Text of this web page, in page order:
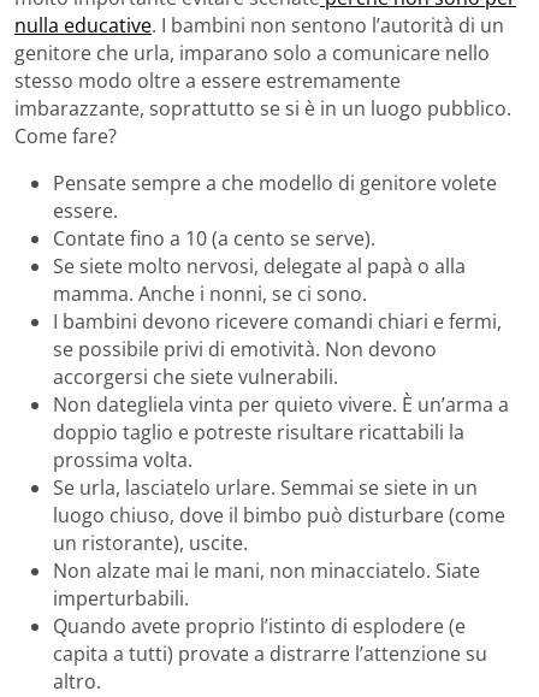
nulla educative. I bambini non sentono l’autorità di un
genitore che urla, imparano solo a comunicare nello
stesso modo oltre a essere estremamente
imbarazzante, soprattutto se si è in un luogo pubblico.
Come fare?
Pensate sempre a che modello di genitore volete
essere.
Contate fino a 10 (a cento se serve).
Se siete molto nervosi, delegate al papà o alla
mamma. Anche i nonni, se ci sono.
I bambini devono ricevere comandi chiari e fermi,
se possibile privi di emotività. Non devono
accorgersi che siete vulnerabili.
Non dategliela vinta per quieto vivere. È un’arma a
doppio taglio e potreste risultare ricattabili la
prossima volta.
Se urla, lasciatelo urlare. Semmai se siete in un
luogo chiuso, dove il bimbo può disturbare (come
un ristorante), uscite.
Non alzate mai le mani, non minacciatelo. Siate
imperturbabili.
Quando avete proprio l’istinto di esplodere (e
capita a tutti) provate a distrarre l’attenzione su
altro.